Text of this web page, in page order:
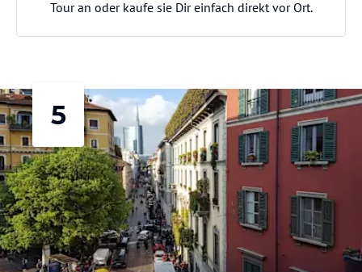
Tour an oder kaufe sie Dir einfach direkt vor Ort.
5